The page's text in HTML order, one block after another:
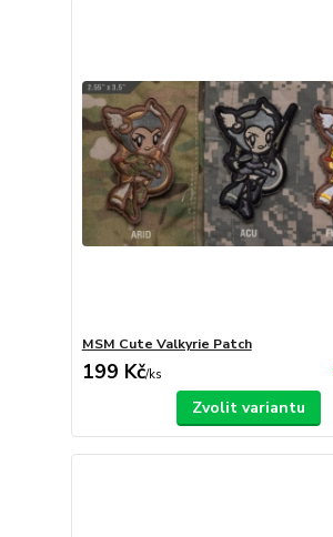
MSM Cute Valkyrie Patch
199 Kč/ks
Zvolit variantu